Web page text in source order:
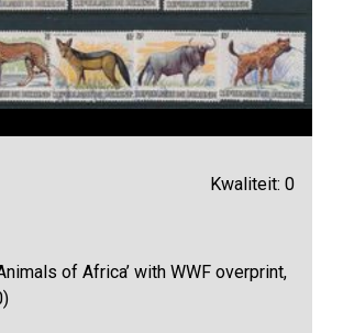
Kwaliteit: 0
of Africa’ with WWF overprint,